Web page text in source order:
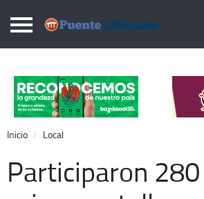
Puentelibre.mx
Local
Nacional
Opinión
Cronos
Inicio Local
Participaron